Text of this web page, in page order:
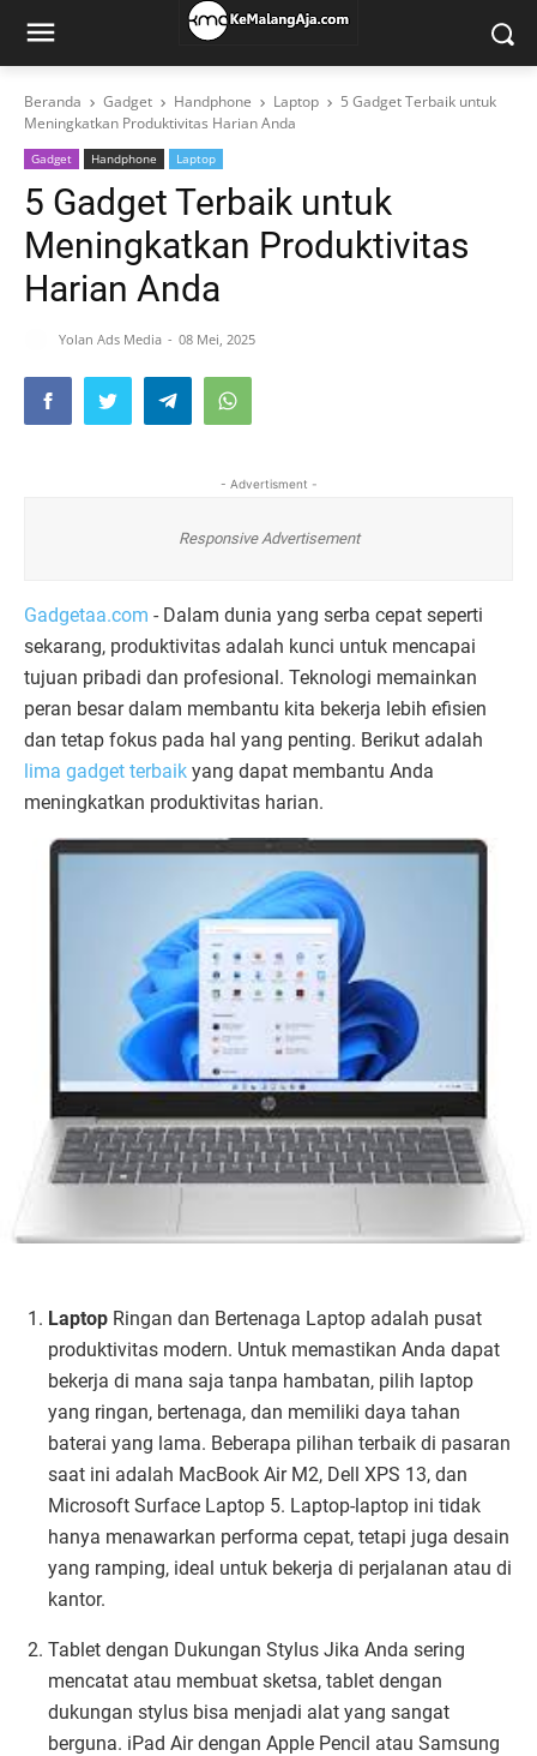
Beranda Gadget Handphone Laptop
5 Gadget Terbaik untuk
Meningkatkan Produktivitas Harian Anda
Gadget Handphone Laptop
5 Gadget Terbaik untuk
Meningkatkan Produktivitas
Harian Anda
Yolan Ads Media 08 Mei, 2025
- Advertisment -
Responsive Advertisement
Gadgetaa.com - Dalam dunia yang serba cepat seperti
sekarang, produktivitas adalah kunci untuk mencapai
tujuan pribadi dan profesional. Teknologi memainkan
peran besar dalam membantu kita bekerja lebih efisien
dan tetap fokus pada hal yang penting. Berikut adalah
lima gadget terbaik yang dapat membantu Anda
meningkatkan produktivitas harian.
Laptop Ringan dan Bertenaga Laptop adalah pusat
produktivitas modern. Untuk memastikan Anda dapat
bekerja di mana saja tanpa hambatan, pilih laptop
yang ringan, bertenaga, dan memiliki daya tahan
baterai yang lama. Beberapa pilihan terbaik di pasaran
saat ini adalah MacBook Air M2, Dell XPS 13, dan
Microsoft Surface Laptop 5. Laptop-laptop ini tidak
hanya menawarkan performa cepat, tetapi juga desain
yang ramping, ideal untuk bekerja di perjalanan atau di
kantor.
Tablet dengan Dukungan Stylus Jika Anda sering
mencatat atau membuat sketsa, tablet dengan
dukungan stylus bisa menjadi alat yang sangat
berguna. iPad Air dengan Apple Pencil atau Samsung